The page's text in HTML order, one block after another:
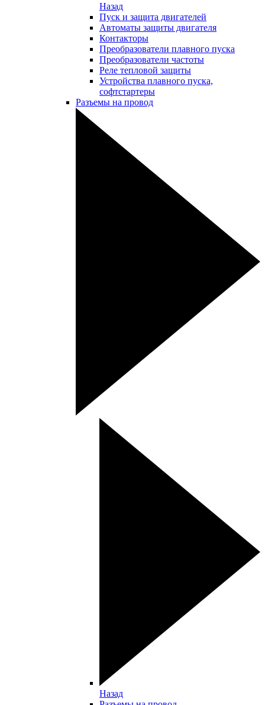
Назад
Пуск и защита двигателей
Автоматы защиты двигателя
Контакторы
Преобразователи плавного пуска
Преобразователи частоты
Реле тепловой защиты
Устройства плавного пуска,
софтстартеры
Разъемы на провод
Назад